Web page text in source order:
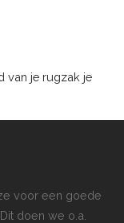
van je rugzak je
voor een goede
doen we o.a.